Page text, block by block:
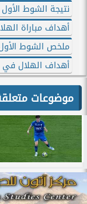
نتيجة الشوط
أهداف مباراة
ملخص الشوط
أهداف الهلال في
موضوعات